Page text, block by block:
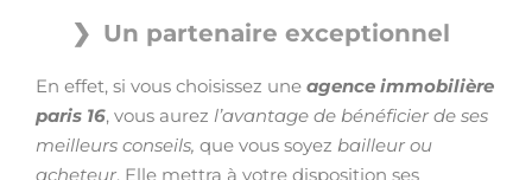
Un partenaire exceptionnel
En effet, si vous choisissez une agence immobilière
paris 16, vous aurez l’avantage de bénéficier de ses
meilleurs conseils, que vous soyez bailleur ou
acheteur. Elle mettra à votre disposition ses